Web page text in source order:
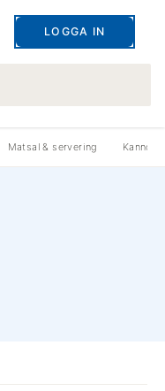
LOGGA IN
Matsal & servering Kannor